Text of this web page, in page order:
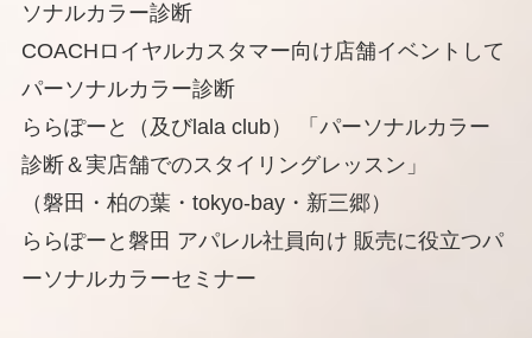
ソナルカラー診断
COACHロイヤルカスタマー向け店舗イベントして
パーソナルカラー診断
ららぽーと（及びlala club） 「パーソナルカラー
診断＆実店舗でのスタイリングレッスン」
（磐田・柏の葉・tokyo-bay・新三郷）
ららぽーと磐田 アパレル社員向け 販売に役立つパ
ーソナルカラーセミナー